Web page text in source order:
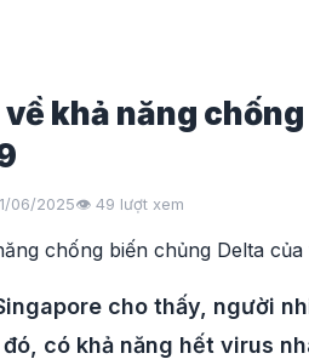
khả năng
06/2025👁️ 49 lượt xem
cho thấy, người
có khả năng hết virus